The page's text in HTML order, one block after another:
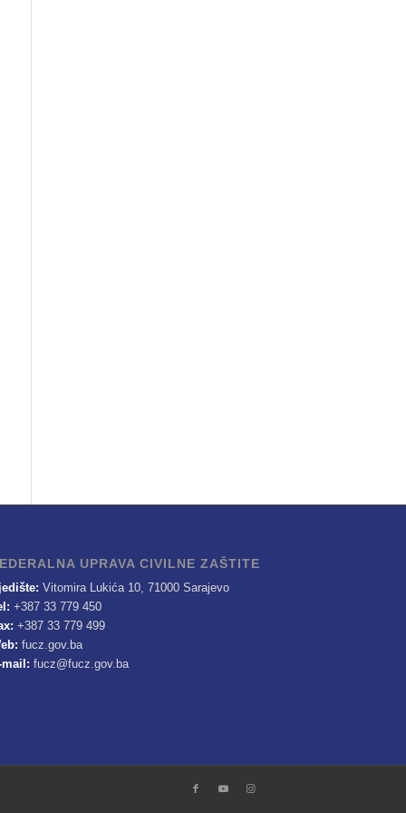
UPRAVA CIVILNE ZAŠTITE
Vitomira Lukića 10, 71000 Sarajevo
+387 33 779 450
+387 33 779 499
fucz.gov.ba
mail: fucz@fucz.gov.ba